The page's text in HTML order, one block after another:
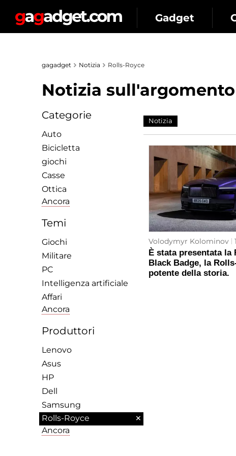
Gadget
gagadget Notizia Rolls-Royce
Notizia
Notizia
Volodymyr Kolominov
È stata presentata la
Black Badge, la
potente della storia.
Categorie
Auto
Bicicletta
giochi
Сasse
Ottica
Ancora
Temi
Giochi
Militare
PC
Intelligenza artificiale
Affari
Ancora
Produttori
Lenovo
Asus
HP
Dell
Samsung
Rolls-Royce
×
Ancora